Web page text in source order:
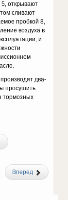
открывают
сливают
пробкой 8,
воздуха в
и
два-
просушить
тормозных
Вперед